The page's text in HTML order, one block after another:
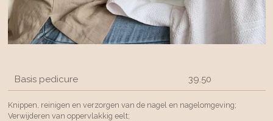
Basis pedicure 39.50
Knippen, reinigen en verzorgen van de nagel en nagelomgeving;
Verwijderen van oppervlakkig eelt;